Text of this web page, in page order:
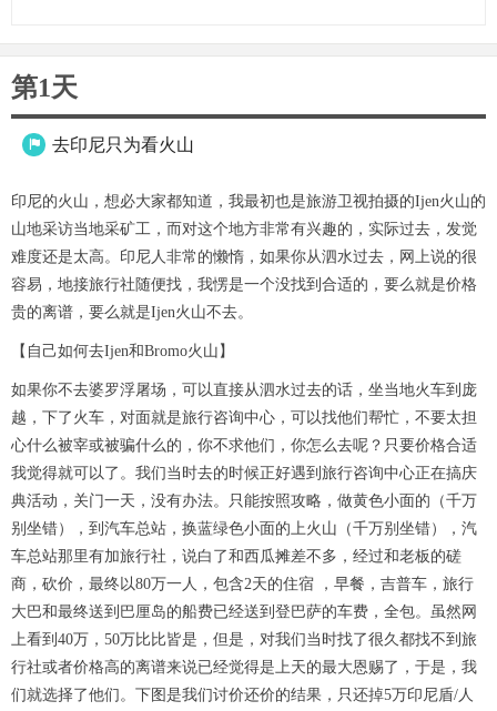
第1天
 去印尼只为看火山
印尼的火山，想必大家都知道，我最初也是旅游卫视拍摄的Ijen火山的
山地采访当地采矿工，而对这个地方非常有兴趣的，实际过去，发觉
难度还是太高。印尼人非常的懒惰，如果你从泗水过去，网上说的很
容易，地接旅行社随便找，我愣是一个没找到合适的，要么就是价格
贵的离谱，要么就是Ijen火山不去。
【自己如何去Ijen和Bromo火山】
如果你不去婆罗浮屠场，可以直接从泗水过去的话，坐当地火车到庞
越，下了火车，对面就是旅行咨询中心，可以找他们帮忙，不要太担
心什么被宰或被骗什么的，你不求他们，你怎么去呢？只要价格合适
我觉得就可以了。我们当时去的时候正好遇到旅行咨询中心正在搞庆
典活动，关门一天，没有办法。只能按照攻略，做黄色小面的（千万
别坐错），到汽车总站，换蓝绿色小面的上火山（千万别坐错），汽
车总站那里有加旅行社，说白了和西瓜摊差不多，经过和老板的磋
商，砍价，最终以80万一人，包含2天的住宿 ，早餐，吉普车，旅行
大巴和最终送到巴厘岛的船费已经送到登巴萨的车费，全包。虽然网
上看到40万，50万比比皆是，但是，对我们当时找了很久都找不到旅
行社或者价格高的离谱来说已经觉得是上天的最大恩赐了，于是，我
们就选择了他们。下图是我们讨价还价的结果，只还掉5万印尼盾/人